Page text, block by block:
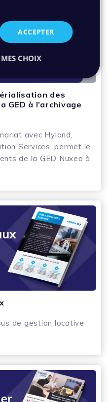
des
GED à l’archivage
avec Hyland,
Services, permet le
de la GED Nuxeo à
de gestion locative
ACCEPTER
CHOIX